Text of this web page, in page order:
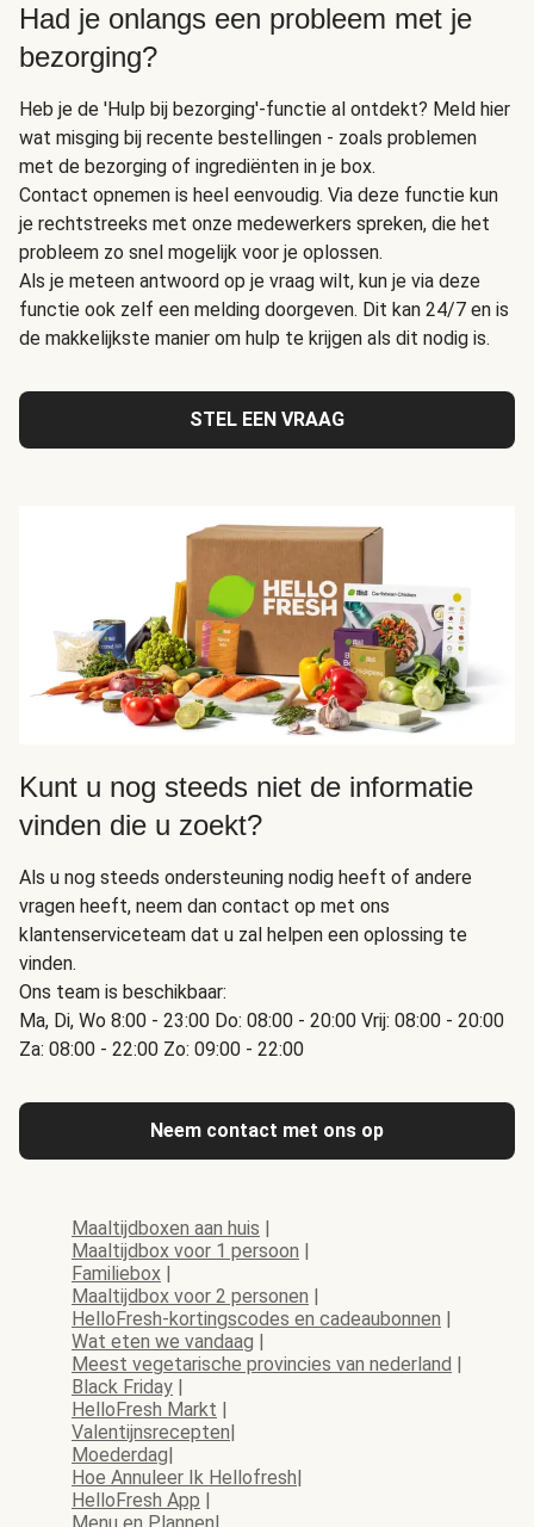
Had je onlangs een probleem met je
bezorging?
Heb je de 'Hulp bij bezorging'-functie al ontdekt? Meld hier
wat misging bij recente bestellingen - zoals problemen
met de bezorging of ingrediënten in je box.
Contact opnemen is heel eenvoudig. Via deze functie kun
je rechtstreeks met onze medewerkers spreken, die het
probleem zo snel mogelijk voor je oplossen.
Als je meteen antwoord op je vraag wilt, kun je via deze
functie ook zelf een melding doorgeven. Dit kan 24/7 en is
de makkelijkste manier om hulp te krijgen als dit nodig is.
STEL EEN VRAAG
Kunt u nog steeds niet de informatie
vinden die u zoekt?
Als u nog steeds ondersteuning nodig heeft of andere
vragen heeft, neem dan contact op met ons
klantenserviceteam dat u zal helpen een oplossing te
vinden.
Ons team is beschikbaar:
Ma, Di, Wo 8:00 - 23:00 Do: 08:00 - 20:00 Vrij: 08:00 - 20:00
Za: 08:00 - 22:00 Zo: 09:00 - 22:00
Neem contact met ons op
Maaltijdboxen aan huis |
Maaltijdbox voor 1 persoon |
Familiebox |
Maaltijdbox voor 2 personen |
HelloFresh-kortingscodes en cadeaubonnen |
Wat eten we vandaag |
Meest vegetarische provincies van nederland |
Black Friday |
HelloFresh Markt |
Valentijnsrecepten|
Moederdag|
Hoe Annuleer Ik Hellofresh|
HelloFresh App |